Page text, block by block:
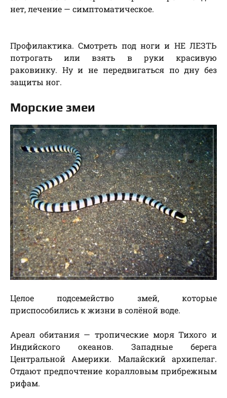
нет, лечение — симптоматическое.
Профилактика. Смотреть под ноги и НЕ ЛЕЗТЬ
потрогать или взять в руки красивую
раковинку. Ну и не передвигаться по дну без
защиты ног.
Морские змеи
Целое подсемейство змей, которые
приспособились к жизни в солёной воде.
Ареал обитания — тропические моря Тихого и
Индийского океанов. Западные берега
Центральной Америки. Малайский архипелаг.
Отдают предпочтение коралловым прибрежным
рифам.